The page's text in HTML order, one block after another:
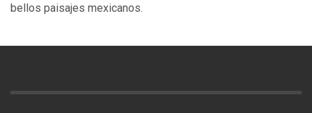
bellos paisajes mexicanos.